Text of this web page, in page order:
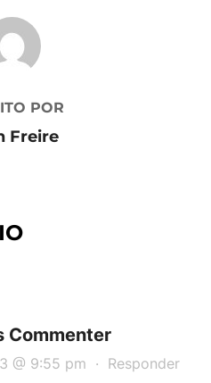
PUBLICACIÓN
POR
Freire
Commenter
@ 9:55 pm · Responder